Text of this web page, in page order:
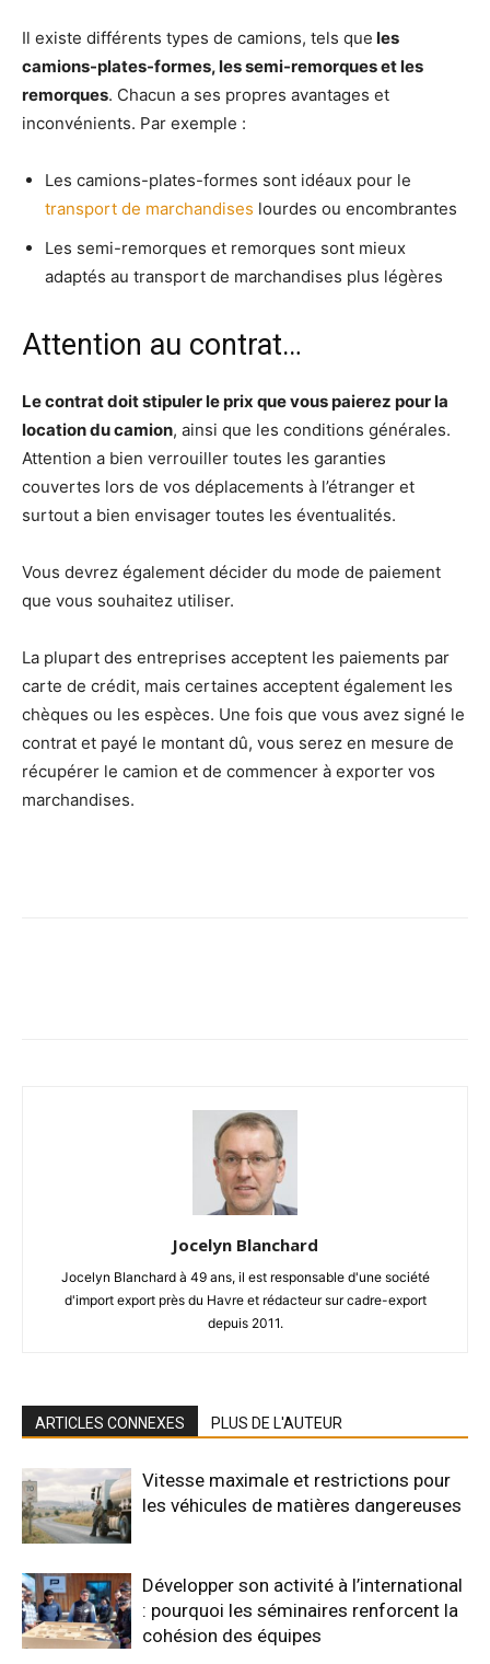
Il existe différents types de camions, tels que les
camions-plates-formes, les semi-remorques et les
remorques. Chacun a ses propres avantages et
inconvénients. Par exemple :
Les camions-plates-formes sont idéaux pour le
transport de marchandises lourdes ou encombrantes
Les semi-remorques et remorques sont mieux
adaptés au transport de marchandises plus légères
Attention au contrat…
Le contrat doit stipuler le prix que vous paierez pour la
location du camion, ainsi que les conditions générales.
Attention a bien verrouiller toutes les garanties
couvertes lors de vos déplacements à l’étranger et
surtout a bien envisager toutes les éventualités.
Vous devrez également décider du mode de paiement
que vous souhaitez utiliser.
La plupart des entreprises acceptent les paiements par
carte de crédit, mais certaines acceptent également les
chèques ou les espèces. Une fois que vous avez signé le
contrat et payé le montant dû, vous serez en mesure de
récupérer le camion et de commencer à exporter vos
marchandises.
Jocelyn Blanchard
Jocelyn Blanchard à 49 ans, il est responsable d'une société
d'import export près du Havre et rédacteur sur cadre-export
depuis 2011.
ARTICLES CONNEXES PLUS DE L'AUTEUR
Vitesse maximale et restrictions pour
les véhicules de matières dangereuses
Développer son activité à l’international
: pourquoi les séminaires renforcent la
cohésion des équipes